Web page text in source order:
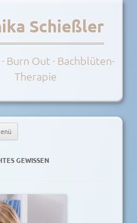
Schießler
Burn Out · Bachblüten-
Therapie
GEWISSEN